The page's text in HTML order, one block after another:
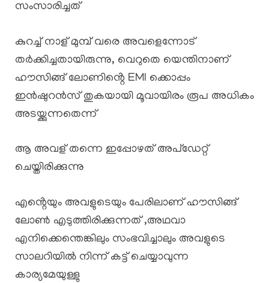
സംസാരിച്ചത്
കുറച്ച് നാള് മുമ്പ് വരെ അവളെന്നോട്
തർക്കിച്ചതായിരുന്നു, വെറുതെ യെന്തിനാണ്
ഹൗസിങ്ങ് ലോണിൻ്റെ EMI ക്കൊപ്പം
ഇൻഷുറൻസ് തുകയായി മൂവായിരം രൂപ അധികം
അടയ്ക്കുന്നതെന്ന്
ആ അവള് തന്നെ ഇപ്പോഴത് അപ്ഡേറ്റ്
ചെയ്തിരിക്കുന്നു
എൻ്റെയും അവളുടെയും പേരിലാണ് ഹൗസിങ്ങ്
ലോൺ എടുത്തിരിക്കുന്നത് ,അഥവാ
എനിക്കെന്തെങ്കിലും സംഭവിച്ചാലും അവളുടെ
സാലറിയിൽ നിന്ന് കട്ട് ചെയ്യാവുന്ന
കാര്യമേയുള്ളു